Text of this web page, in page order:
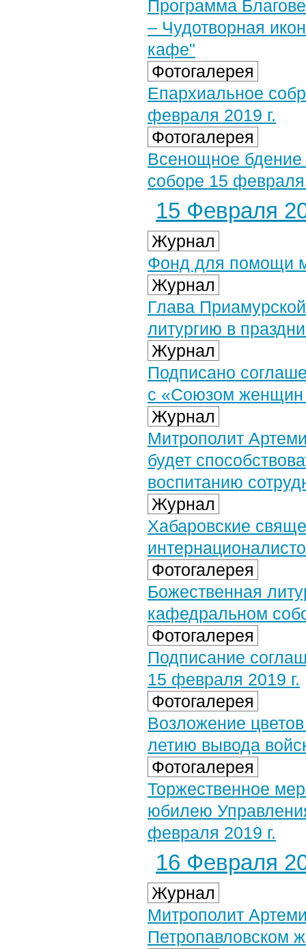
Программа
– Чудотворная
кафе"
Фотогалерея
Епархиальное
февраля 2019 г.
Фотогалерея
Всенощное
соборе 15 февраля
15 Февраля
Журнал
Фонд для помощи
Журнал
Глава
литургию в
Журнал
Подписано
с «Союзом женщин
Журнал
Митрополит
будет
воспитанию
Журнал
Хабаровские
Фотогалерея
Божественная
кафедральном
Фотогалерея
Подписание
15 февраля 2019 г.
Фотогалерея
Возложение
летию вывода
Фотогалерея
Торжественное
юбилею
февраля 2019 г.
16 Февраля
Журнал
Митрополит
Петропавловском